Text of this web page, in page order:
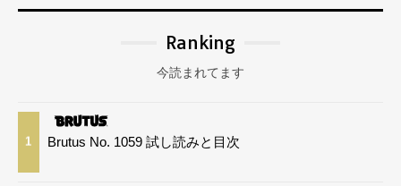
Ranking
今読まれてます
1 Brutus No. 1059 試し読みと目次